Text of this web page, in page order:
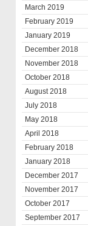
March 2019
February 2019
January 2019
December 2018
November 2018
October 2018
August 2018
July 2018
May 2018
April 2018
February 2018
January 2018
December 2017
November 2017
October 2017
September 2017